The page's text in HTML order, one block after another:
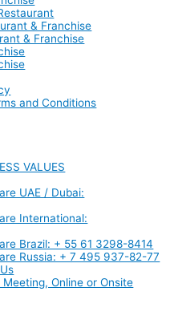
& Franchise
& Franchise
and Conditions
VALUES
UAE / Dubai:
International:
Brazil: + 55 61 3298-8414
Russia: + 7 495 937-82-77
Online or Onsite